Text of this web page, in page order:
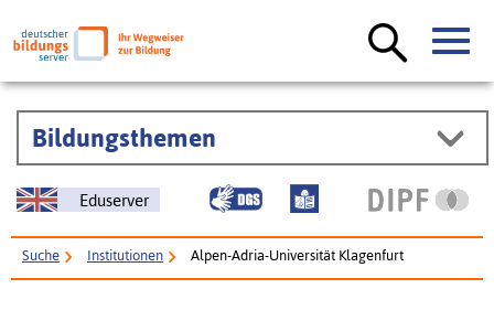
Bildungsthemen
Eduserver
Suche Institutionen Alpen-Adria-Universität Klagenfurt